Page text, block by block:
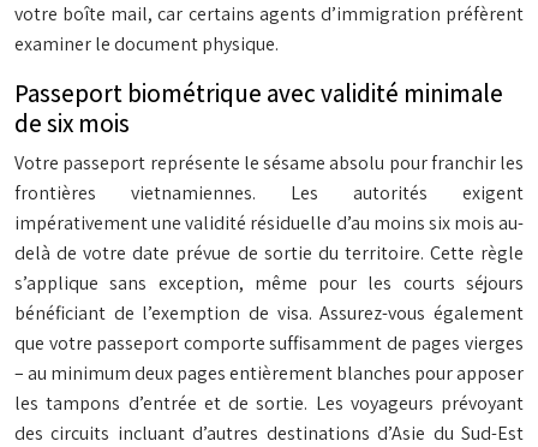
votre boîte mail, car certains agents d’immigration préfèrent
examiner le document physique.
Passeport biométrique avec validité minimale
de six mois
Votre passeport représente le sésame absolu pour franchir les
frontières vietnamiennes. Les autorités exigent
impérativement une validité résiduelle d’au moins six mois au-
delà de votre date prévue de sortie du territoire. Cette règle
s’applique sans exception, même pour les courts séjours
bénéficiant de l’exemption de visa. Assurez-vous également
que votre passeport comporte suffisamment de pages vierges
– au minimum deux pages entièrement blanches pour apposer
les tampons d’entrée et de sortie. Les voyageurs prévoyant
des circuits incluant d’autres destinations d’Asie du Sud-Est